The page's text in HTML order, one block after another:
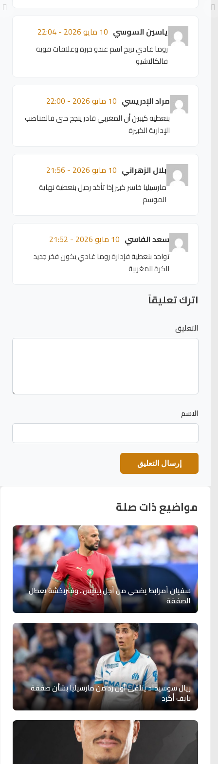
ياسين السوسي 10 مايو 2026 - 22:04
روما غادي تربح اسم عندو خبرة وعلاقات قوية
فالكالتشيو
مراد الإدريسي 10 مايو 2026 - 22:00
بنعطية كيبين أن المغربي قادر ينجح حتى فالمناصب
الإدارية الكبيرة
بلال الزهراني 10 مايو 2026 - 21:56
مارسيليا خاسر كبير إذا تأكد رحيل بنعطية نهاية
الموسم
سعد الفاسي 10 مايو 2026 - 21:52
تواجد بنعطية فإدارة روما غادي يكون فخر جديد
للكرة المغربية
اترك تعليقاً
التعليق
الاسم
مواضيع ذات صلة
سفيان أمرابط يضحي من أجل بيتيس.. وفنربخشة يعطل
الصفقة
ريال سوسيداد يتلقى أول رد من مارسيليا بشأن صفقة
نايف أكرد